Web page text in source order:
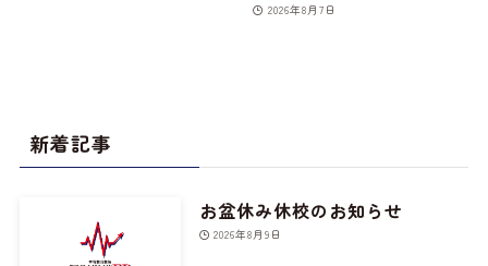
2026年8月7日
新着記事
お盆休み休校のお知らせ
2026年8月9日